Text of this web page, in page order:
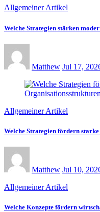
Allgemeiner Artikel
Welche Strategien stärken
Matthew Jul 17,
Allgemeiner Artikel
Welche Strategien fördern
Matthew Jul 10,
Allgemeiner Artikel
Welche Konzepte fördern